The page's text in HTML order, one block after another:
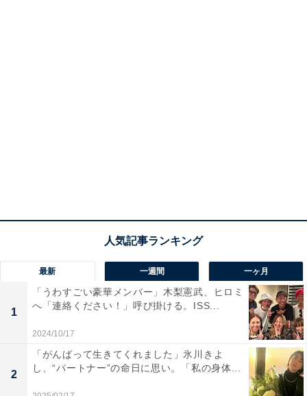
最新 一週間 一ヶ月
1
「うわすごい豪華メンバー」木梨憲武、ヒロミ
へ「連絡ください！」呼び掛ける。ISS...
2024/10/17
2
「がんばって生きてくれました」氷川きよ
し、“パートナー”の命日に思い。「私の身体...